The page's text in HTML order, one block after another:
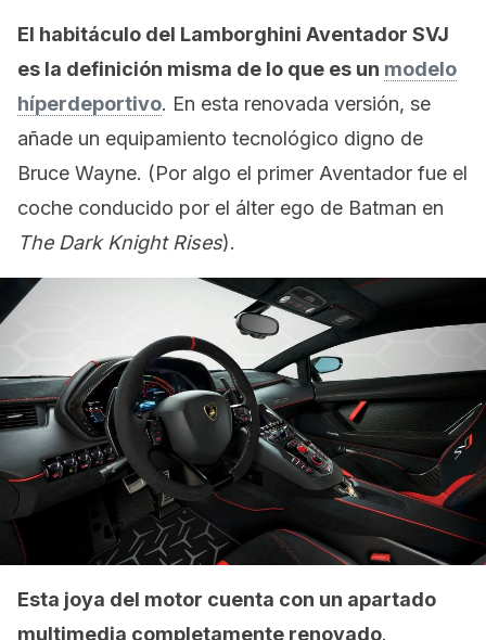
El habitáculo del Lamborghini Aventador SVJ
es la definición misma de lo que es un modelo
híperdeportivo. En esta renovada versión, se
añade un equipamiento tecnológico digno de
Bruce Wayne. (Por algo el primer Aventador fue el
coche conducido por el álter ego de Batman en
The Dark Knight Rises).
Esta joya del motor cuenta con un apartado
multimedia completamente renovado.